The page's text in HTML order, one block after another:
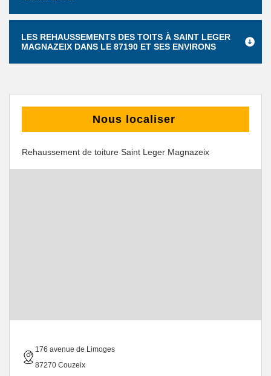
LES REHAUSSEMENTS DES TOITS À SAINT LEGER
MAGNAZEIX DANS LE 87190 ET SES ENVIRONS
Nous localiser
Rehaussement de toiture Saint Leger Magnazeix
176 avenue de Limoges
87270 Couzeix